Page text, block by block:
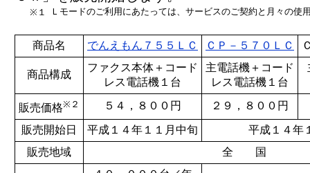
※１ Ｌモードのご利用にあたっては、サービスのご契約と月々の使
商品名 でんえもん７５５ＬＣ ＣＰ－５７０ＬＣ
商品構成
ファクス本体＋コード
レス電話機１台
主電話機＋コード
レス電話機１台
販売価格※２ ５４，８００円 ２９，８００円
販売開始日 平成１４年１１月中旬
平成１４年
販売地域
全 国